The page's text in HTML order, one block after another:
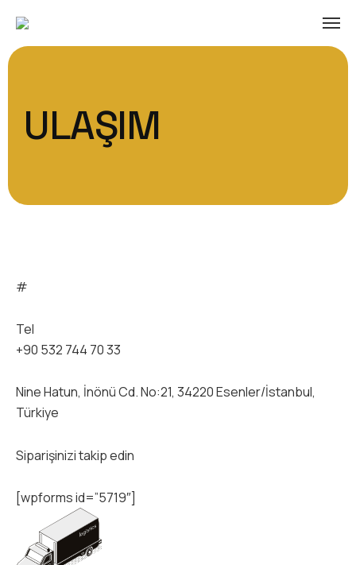
ULAŞIM
#
Tel
+90 532 744 70 33
Nine Hatun, İnönü Cd. No:21, 34220 Esenler/İstanbul,
Türkiye
Siparişinizi takip edin
[wpforms id=”5719″]